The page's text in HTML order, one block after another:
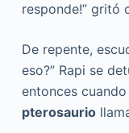
responde!” gritó
De repente,
eso?” Rapi se
entonces
pterosaurio